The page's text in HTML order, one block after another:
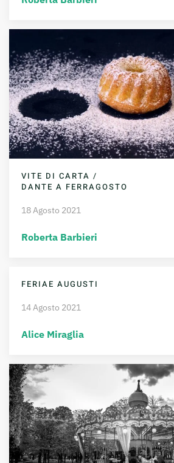
VITE DI CARTA /
DANTE A FERRAGOSTO
18 Agosto 2021
Roberta Barbieri
FERIAE AUGUSTI
14 Agosto 2021
Alice Miraglia